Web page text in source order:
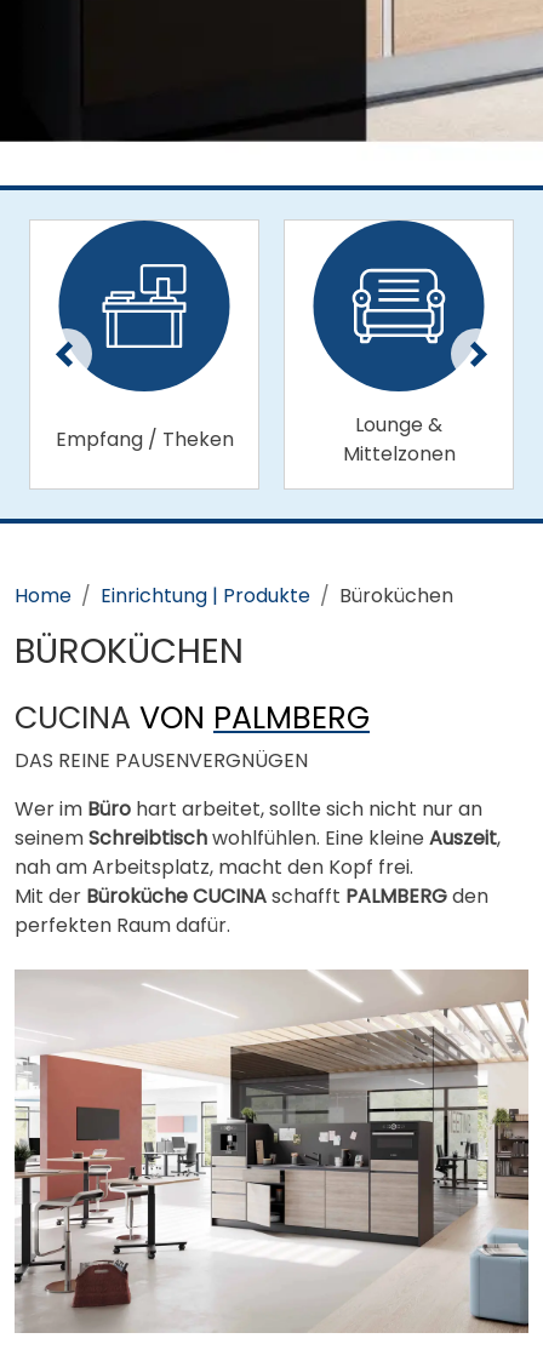
Empfang / Theken
Lounge &
Mittelzonen
Home Einrichtung | Produkte Büroküchen
BÜROKÜCHEN
CUCINA VON PALMBERG
DAS REINE PAUSENVERGNÜGEN
Wer im Büro hart arbeitet, sollte sich nicht nur an
seinemSchreibtischwohlfühlen. Eine kleine Auszeit,
nah am Arbeitsplatz, macht den Kopf frei.
Mit der Büroküche CUCINAschafft PALMBERGden
perfekten Raum dafür.